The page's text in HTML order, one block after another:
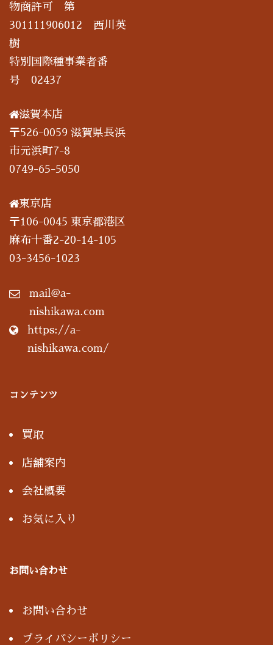
物商許可 第
301111906012 西川英
樹
特別国際種事業者番
号 02437
滋賀本店
〒526-0059 滋賀県長浜
市元浜町7-8
0749-65-5050
東京店
〒106-0045 東京都港区
麻布十番2-20-14-105
03-3456-1023
mail@a-
nishikawa.com
https://a-
nishikawa.com/
コンテンツ
買取
店舗案内
会社概要
お気に入り
お問い合わせ
お問い合わせ
プライバシーポリシー